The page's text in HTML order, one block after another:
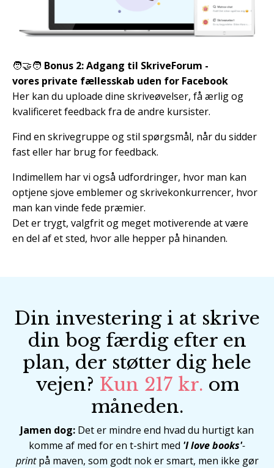
🧑‍🤝‍🧑 Bonus 2: Adgang til SkriveForum -
vores private fællesskab uden for Facebook
Her kan du uploade dine skriveøvelser, få ærlig og
kvalificeret feedback fra de andre kursister.
Find en skrivegruppe og stil spørgsmål, når du sidder
fast eller har brug for feedback.
Indimellem har vi også udfordringer, hvor man kan
optjene sjove emblemer og skrivekonkurrencer, hvor
man kan vinde fede præmier.
Det er trygt, valgfrit og meget motiverende at være
en del af et sted, hvor alle hepper på hinanden.
Din investering i at skrive
din bog færdig efter en
plan, der støtter dig hele
vejen? Kun 217 kr. om
måneden.
Jamen dog: Det er mindre end hvad du hurtigt kan
komme af med for en t-shirt med 'I love books'-
print på maven, som godt nok er smart, men ikke gør